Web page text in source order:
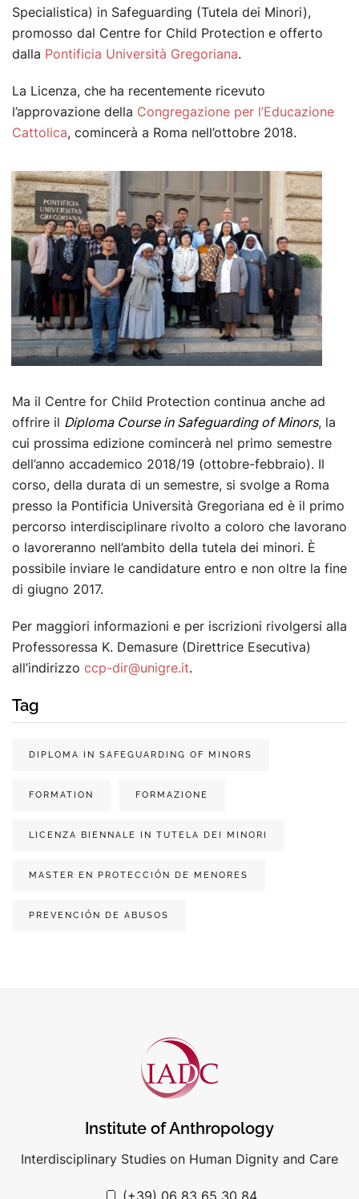
Specialistica) in Safeguarding (Tutela dei Minori),
promosso dal Centre for Child Protection e offerto
dalla Pontificia Università Gregoriana.
La Licenza, che ha recentemente ricevuto
l’approvazione della Congregazione per l’Educazione
Cattolica, comincerà a Roma nell’ottobre 2018.
Ma il Centre for Child Protection continua anche ad
offrire il Diploma Course in Safeguarding of Minors, la
cui prossima edizione comincerà nel primo semestre
dell’anno accademico 2018/19 (ottobre-febbraio). Il
corso, della durata di un semestre, si svolge a Roma
presso la Pontificia Università Gregoriana ed è il primo
percorso interdisciplinare rivolto a coloro che lavorano
o lavoreranno nell’ambito della tutela dei minori. È
possibile inviare le candidature entro e non oltre la fine
di giugno 2017.
Per maggiori informazioni e per iscrizioni rivolgersi alla
Professoressa K. Demasure (Direttrice Esecutiva)
all’indirizzo ccp-dir@unigre.it.
Tag
DIPLOMA IN SAFEGUARDING OF MINORS
FORMATION FORMAZIONE
LICENZA BIENNALE IN TUTELA DEI MINORI
MASTER EN PROTECCIÓN DE MENORES
PREVENCIÓN DE ABUSOS
Institute of Anthropology
Interdisciplinary Studies on Human Dignity and Care
(+39) 06 83 65 30 84